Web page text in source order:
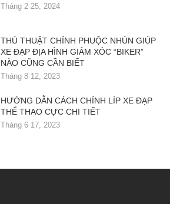
Tháng 2 25, 2024
THỦ THUẬT CHỈNH PHUỘC NHÚN GIÚP
XE ĐẠP ĐỊA HÌNH GIẢM XÓC “BIKER”
NÀO CŨNG CẦN BIẾT
Tháng 8 12, 2023
HƯỚNG DẪN CÁCH CHỈNH LÍP XE ĐẠP
THỂ THAO CỰC CHI TIẾT
Tháng 6 17, 2023